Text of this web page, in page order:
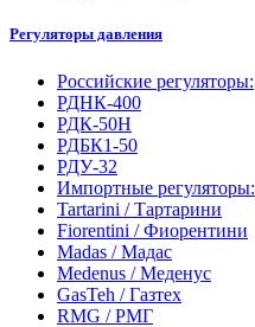
Регуляторы давления
Российские регуляторы:
РДНК-400
РДК-50Н
РДБК1-50
РДУ-32
Импортные регуляторы:
Tartarini / Тартарини
Fiorentini / Фиорентини
Madas / Мадас
Medenus / Меденус
GasTeh / Газтех
RMG / РМГ